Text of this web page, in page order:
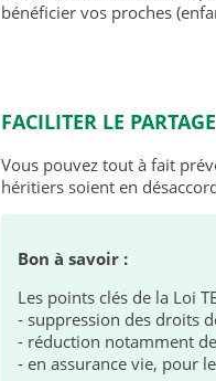
bénéficier vos proches
FACILITER LE
Vous pouvez tout à fait
héritiers soient en
Bon à savoir :
Les points clés de la Loi
- suppression des droits
- réduction notamment
- en assurance vie, pour